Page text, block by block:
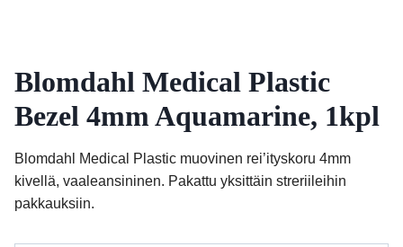
Blomdahl Medical Plastic
Bezel 4mm Aquamarine, 1kpl
Blomdahl Medical Plastic muovinen rei’ityskoru 4mm
kivellä, vaaleansininen. Pakattu yksittäin streriileihin
pakkauksiin.